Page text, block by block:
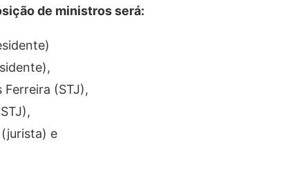
de ministros será:
(STJ),
e